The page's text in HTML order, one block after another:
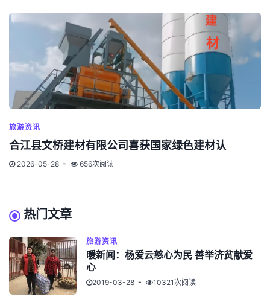
旅游资讯
合江县文桥建材有限公司喜获国家绿色建材认
2026-05-28 656次阅读
热门文章
旅游资讯
暖新闻：杨爱云慈心为民 善举济贫献爱
心
2019-03-28 10321次阅读